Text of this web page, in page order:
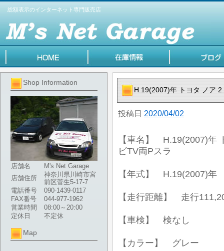
総額表示のインターネット専門販売店
Shop Information
店舗名
M's Net Garage
店舗住所
神奈川県川崎市宮
前区菅生5-17-7
電話番号
090-1439-0117
FAX番号
044-977-1962
営業時間
08:00～20:00
定休日
不定休
Map
H.19(2007)年 トヨタ ノア
投稿日 2020/04/02
【車名】 H.19(2007)年
ビTV両Pスラ
【年式】 H.19(2007)年
【走行距離】 走行
【車検】 検なし
【カラー】 グレー